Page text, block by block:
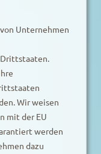
Unternehmen
Wir weisen
mit der EU
werden
dazu